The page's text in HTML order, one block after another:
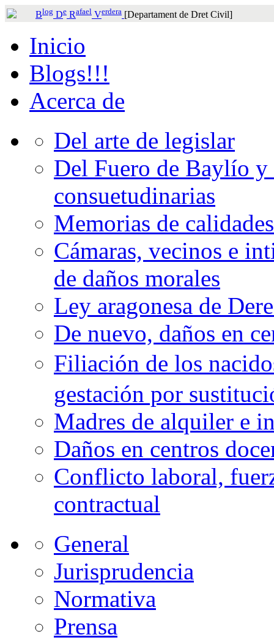
Blog De Rafael Verdera [Departament de Dret Civil]
Inicio
Blogs!!!
Acerca de
Del arte de legislar
Del Fuero de Baylío
consuetudinarias
Memorias de calidades
Cámaras, vecinos e
de daños morales
Ley aragonesa de
De nuevo, daños en
Filiación de los
gestación por
Madres de alquiler e
Daños en centros
Conflicto laboral,
contractual
General
Jurisprudencia
Normativa
Prensa